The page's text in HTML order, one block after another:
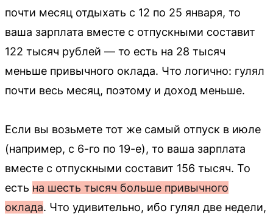
почти месяц отдыхать с 12 по 25 января, то
ваша зарплата вместе с отпускными составит
122 тысяч рублей — то есть на 28 тысяч
меньше привычного оклада. Что логично: гулял
почти весь месяц, поэтому и доход меньше.
Если вы возьмете тот же самый отпуск в июле
(например, с 6-го по 19-е), то ваша зарплата
вместе с отпускными составит 156 тысяч. То
есть на шесть тысяч больше привычного
оклада. Что удивительно, ибо гулял две недели,